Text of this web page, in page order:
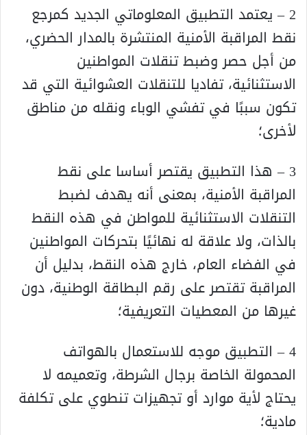
2 – يعتمد التطبيق المعلوماتي الجديد كمرجع
نقط المراقبة الأمنية المنتشرة بالمدار الحضري،
من أجل حصر وضبط تنقلات المواطنين
الاستثنائية، تفاديا للتنقلات العشوائية التي قد
تكون سببًا في تفشي الوباء ونقله من مناطق
لأخرى؛
3 – هذا التطبيق يقتصر أساسا على نقط
المراقبة الأمنية، بمعنى أنه يهدف لضبط
التنقلات الاستثنائية للمواطن في هذه النقط
بالذات، ولا علاقة له نهائيًا بتحركات المواطنين
في الفضاء العام، خارج هذه النقط، بدليل أن
المراقبة تقتصر على رقم البطاقة الوطنية، دون
غيرها من المعطيات التعريفية؛
4 – التطبيق موجه للاستعمال بالهواتف
المحمولة الخاصة برجال الشرطة، وتعميمه لا
يحتاج لأية موارد أو تجهيزات تنطوي على تكلفة
مادية؛